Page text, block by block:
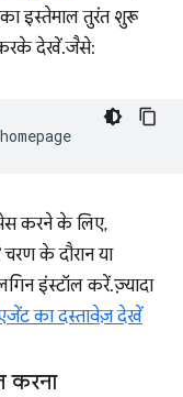
इस्तेमाल तुरंत शुरू
करके देखें. जैसे:
करने के लिए,
चरण के दौरान या
इंस्टॉल करें. ज़्यादा
का दस्तावेज़ देखें
करना